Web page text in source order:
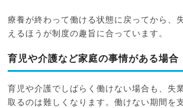
療養が終わって働ける状態に戻ってから、
えるほうが制度の趣旨に合っています。
育児や介護など家庭の事情がある場合
育児や介護でしばらく働けない場合も、失
取るのは難しくなります。働けない期間を